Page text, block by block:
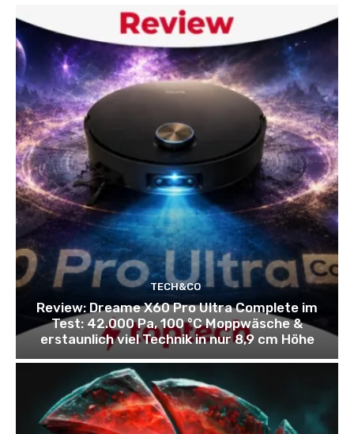
TECH&CO
Review: Dreame X60 Pro Ultra Complete im
Test: 42.000 Pa, 100 °C Moppwäsche &
erstaunlich viel Technik in nur 8,9 cm Höhe